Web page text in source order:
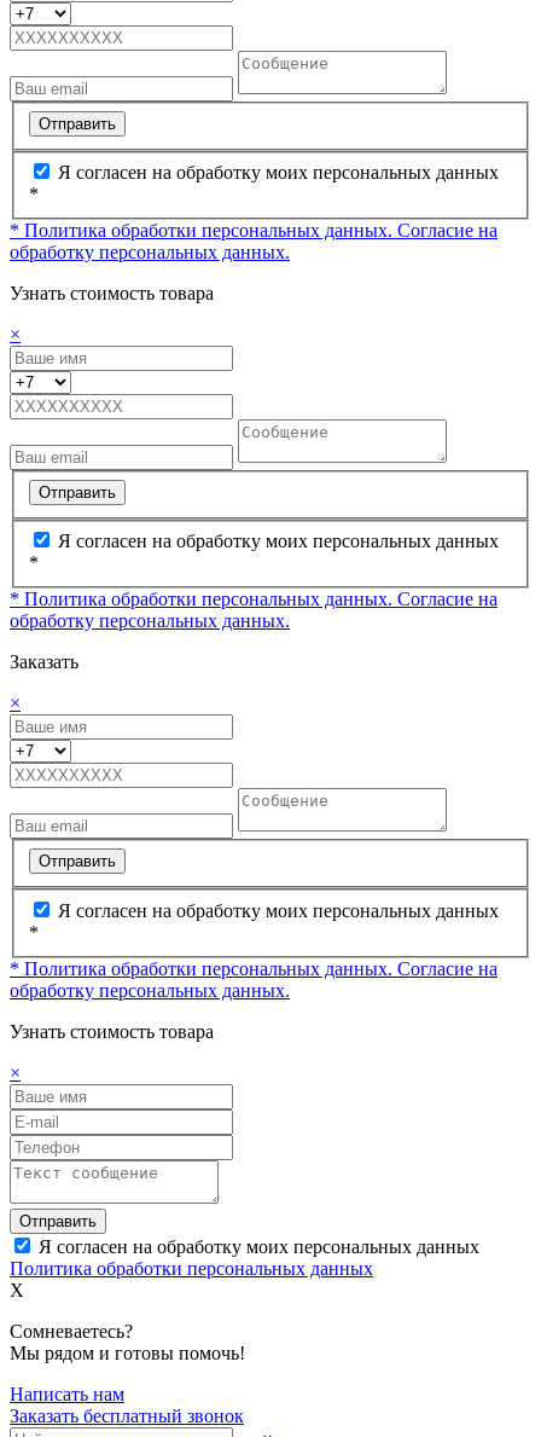
Отправить
Я согласен на обработку моих персональных данных
*
* Политика обработки персональных данных. Согласие на
обработку персональных данных.
Узнать стоимость товара
×
Отправить
Я согласен на обработку моих персональных данных
*
* Политика обработки персональных данных. Согласие на
обработку персональных данных.
Заказать
×
Отправить
Я согласен на обработку моих персональных данных
*
* Политика обработки персональных данных. Согласие на
обработку персональных данных.
Узнать стоимость товара
×
Отправить
Я согласен на обработку моих персональных данных
Политика обработки персональных данных
X
Сомневаетесь?
Мы рядом и готовы помочь!
Написать нам
Заказать бесплатный звонок